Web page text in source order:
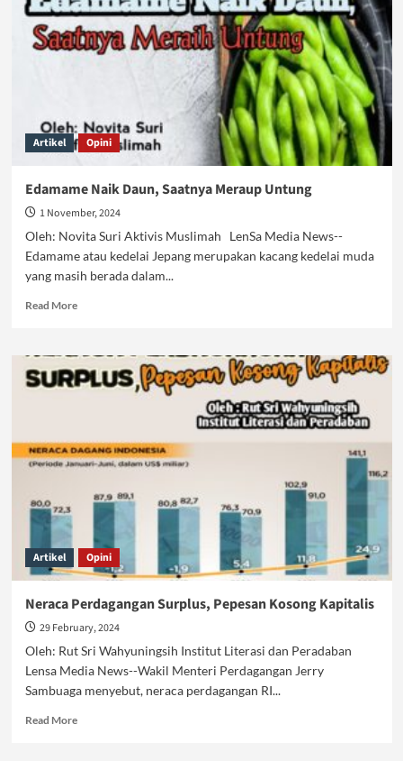
Artikel Opini
Edamame Naik Daun, Saatnya Meraup Untung
1 November, 2024
Oleh: Novita Suri Aktivis Muslimah LenSa Media News--
Edamame atau kedelai Jepang merupakan kacang kedelai muda
yang masih berada dalam...
Read MoreRead
Edamame
Naik
Daun,
Untung
Artikel Opini
Neraca Perdagangan Surplus, Pepesan Kosong Kapitalis
29 February, 2024
Oleh: Rut Sri Wahyuningsih Institut Literasi dan Peradaban
Lensa Media News--Wakil Menteri Perdagangan Jerry
Sambuaga menyebut, neraca perdagangan RI...
Read MoreRead